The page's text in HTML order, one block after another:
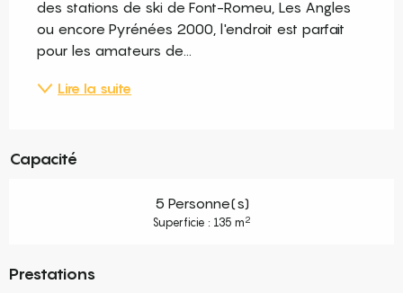
des stations de ski de Font-Romeu, Les Angles
ou encore Pyrénées 2000, l'endroit est parfait
pour les amateurs de...
Lire la suite
Capacité
5 Personne(s)
Superficie : 135 m2
Prestations